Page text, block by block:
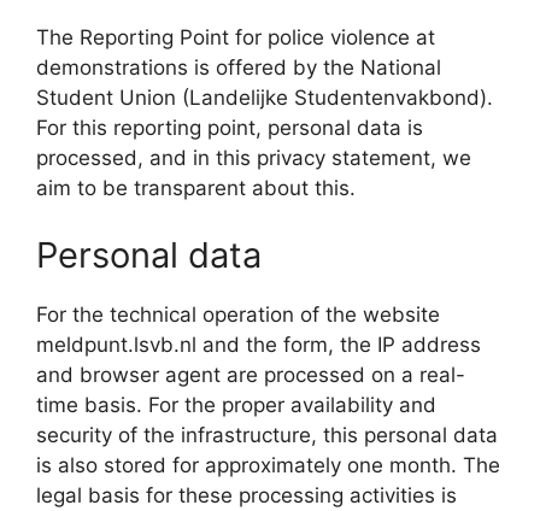
The Reporting Point for police violence at
demonstrations is offered by the National
Student Union (Landelijke Studentenvakbond).
For this reporting point, personal data is
processed, and in this privacy statement, we
aim to be transparent about this.
Personal data
For the technical operation of the website
meldpunt.lsvb.nl and the form, the IP address
and browser agent are processed on a real-
time basis. For the proper availability and
security of the infrastructure, this personal data
is also stored for approximately one month. The
legal basis for these processing activities is